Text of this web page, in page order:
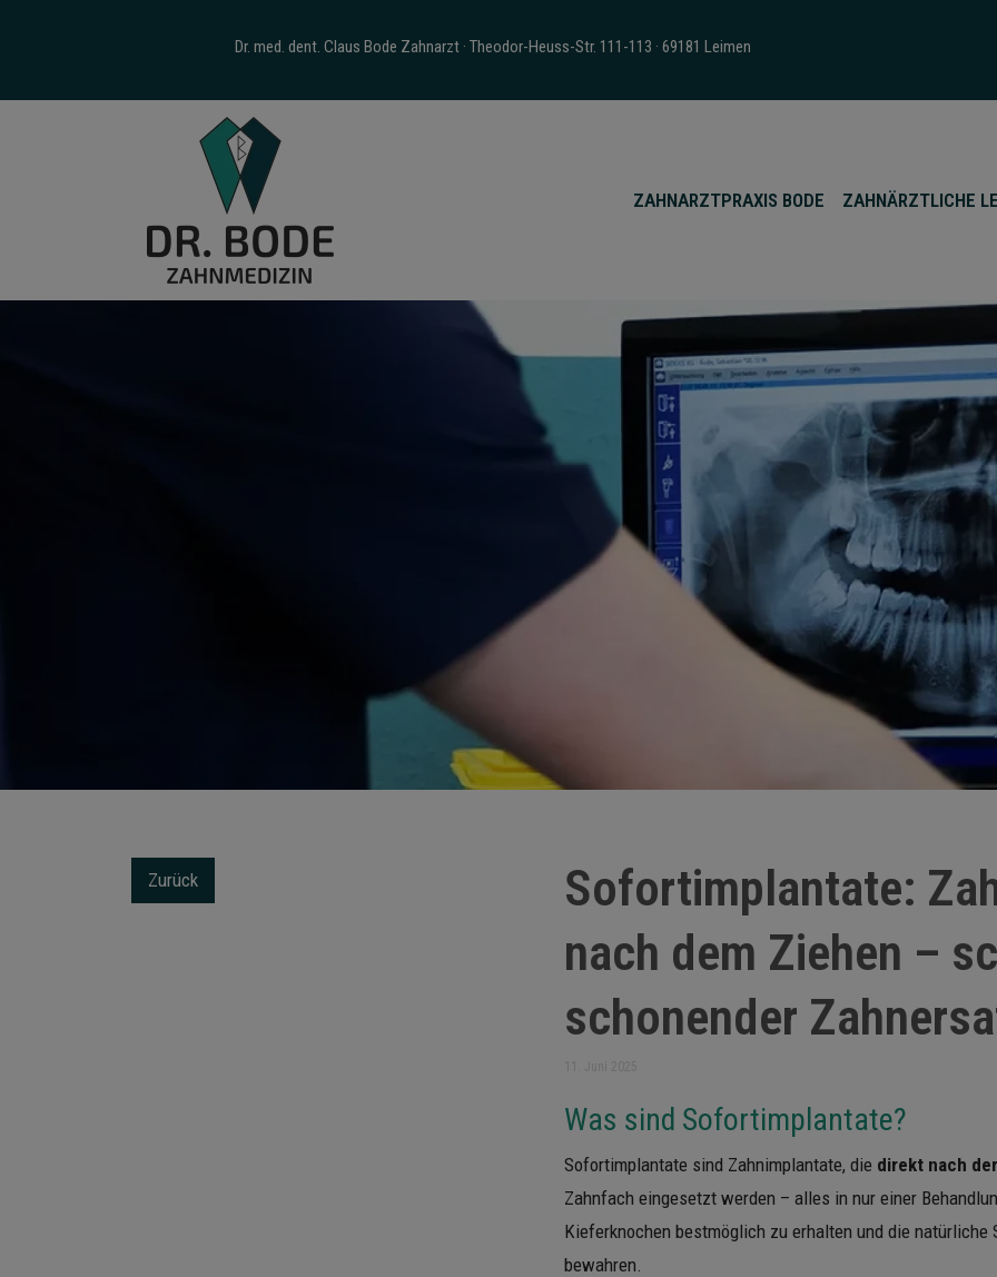
Dr. med. dent. Claus Bode Zahnarzt · Theodor-Heuss-Str. 111-113 · 69181 Leimen
ZAHNARZTPRAXIS BODE ZAHNÄRZTLICHE
Zurück
Sofortimplantate:
nach dem Ziehen –
schonender
Was sind Sofortimplantate?
Sofortimplantate sind Zahnimplantate, die direkt nach
Zahnfach eingesetzt werden – alles in nur einer
Kieferknochen bestmöglich zu erhalten und die natürliche
bewahren.